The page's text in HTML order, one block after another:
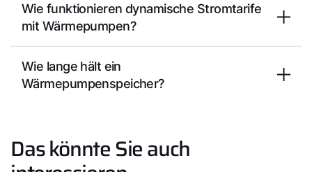
Wie funktionieren dynamische Stromtarife
mit Wärmepumpen?
Wie lange hält ein
Wärmepumpenspeicher?
Das könnte Sie auch